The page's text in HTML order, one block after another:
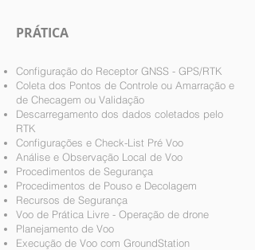
PRÁTICA
Configuração do Receptor GNSS - GPS/RTK
Coleta dos Pontos de Controle ou Amarração e
de Checagem ou Validação
Descarregamento dos dados coletados pelo
RTK
Configurações e Check-List Pré Voo
Análise e Observação Local de Voo
Procedimentos de Segurança
Procedimentos de Pouso e Decolagem
Recursos de Segurança
Voo de Prática Livre - Operação de drone
Planejamento de Voo
Execução de Voo com GroundStation